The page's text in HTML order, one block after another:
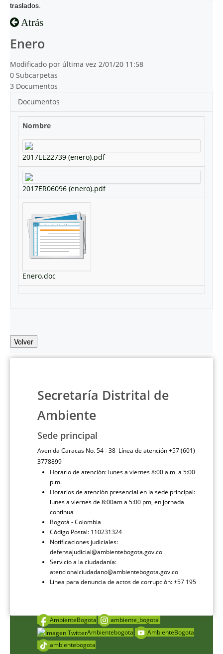
traslados.
Atrás
Enero
Modificado por última vez 2/01/20 11:58
0 Subcarpetas
3 Documentos
Documentos
Nombre
2017EE22739 (enero).pdf
2017ER06096 (enero).pdf
Enero.doc
Volver
Secretaría Distrital de
Ambiente
Sede principal
Avenida Caracas No. 54 - 38 Línea de atención +57 (601)
3778899
Horario de atención: lunes a viernes 8:00 a.m. a 5:00
p.m.
Horarios de atención presencial en la sede principal:
lunes a viernes de 8:00am a 5:00 pm, en jornada
continua
Bogotá - Colombia
Código Postal: 110231324
Notificaciones judiciales:
defensajudicial@ambientebogota.gov.co
Servicio a la ciudadanía:
atencionalciudadano@ambientebogota.gov.co
Línea para denuncia de actos de corrupción: +57 195
AmbienteBogota
ambiente_bogota
Ambientebogota
AmbienteBogota
ambientebogota